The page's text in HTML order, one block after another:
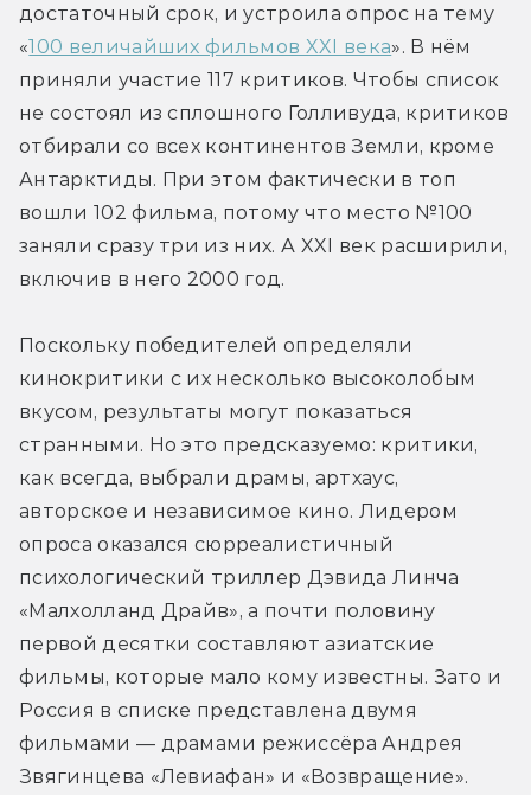
достаточный срок, и устроила опрос на тему
«100 величайших фильмов XXI века». В нём
приняли участие 117 критиков. Чтобы список
не состоял из сплошного Голливуда, критиков
отбирали со всех континентов Земли, кроме
Антарктиды. При этом фактически в топ
вошли 102 фильма, потому что место №100
заняли сразу три из них. А XXI век расширили,
включив в него 2000 год.
Поскольку победителей определяли
кинокритики с их несколько высоколобым
вкусом, результаты могут показаться
странными. Но это предсказуемо: критики,
как всегда, выбрали драмы, артхаус,
авторское и независимое кино. Лидером
опроса оказался сюрреалистичный
психологический триллер Дэвида Линча
«Малхолланд Драйв», а почти половину
первой десятки составляют азиатские
фильмы, которые мало кому известны. Зато и
Россия в списке представлена двумя
фильмами — драмами режиссёра Андрея
Звягинцева «Левиафан» и «Возвращение».